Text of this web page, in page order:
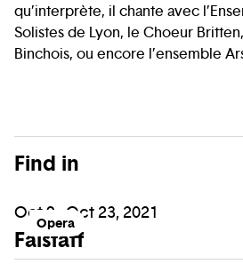
qu’interprète, il chante avec
Solistes de Lyon, le Choeur
Binchois, ou encore l’ensemble
Find in
Opera
Oct 9 - Oct 23, 2021
Falstaff